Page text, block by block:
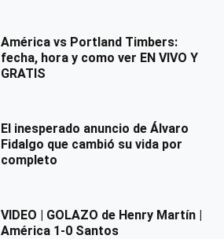
América vs Portland Timbers:
fecha, hora y como ver EN VIVO Y
GRATIS
El inesperado anuncio de Álvaro
Fidalgo que cambió su vida por
completo
VIDEO | GOLAZO de Henry Martín |
América 1-0 Santos